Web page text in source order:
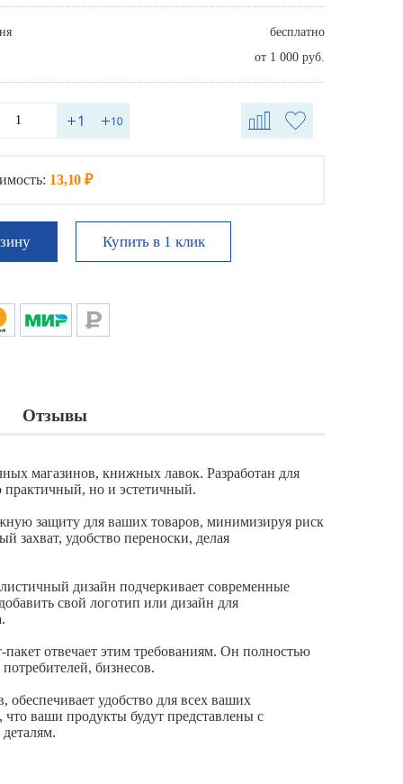
бесплатно
от 1 000 руб.
13,10 ₽
Купить в 1 клик
Отзывы
магазинов, книжных лавок. Разработан для
практичный, но и эстетичный.
защиту для ваших товаров, минимизируя риск
захват, удобство переноски, делая
дизайн подчеркивает современные
свой логотип или дизайн для
пакет отвечает этим требованиям. Он полностью
бизнесов.
удобство для всех ваших
ваши продукты будут представлены с